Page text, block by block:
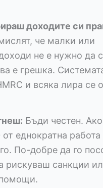
доходите си
че малки или
не е нужно да
е грешка.
и всяка лира се
Бъди честен.
еднократна работа
По-добре да го
рискуваш санкции